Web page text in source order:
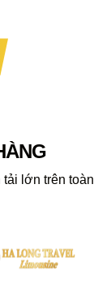
lớn trên toàn